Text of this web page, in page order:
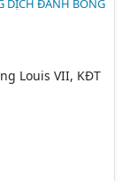
Louis VII, KĐT